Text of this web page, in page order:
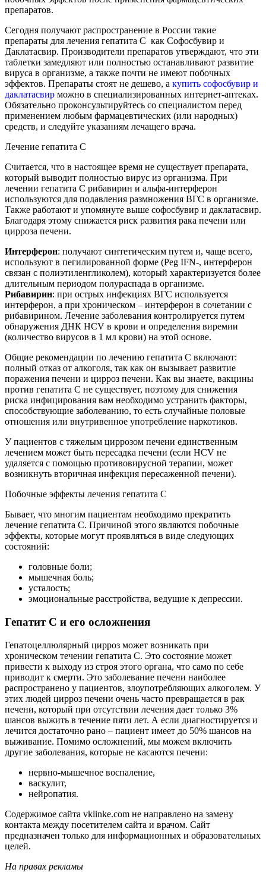
препаратов.
Сегодня получают распространение в России такие
препараты для лечения гепатита C как Софосбувир и
Даклатасвир. Производители препаратов утверждают, что эти
таблетки замедляют или полностью останавливают развитие
вируса в организме, а также почти не имеют побочных
эффектов. Препараты стоят не дешево, а купить софосбувир и
даклатасвир можно в специализированных интернет-аптеках.
Обязательно проконсультируйтесь со специалистом перед
применением любым фармацевтических (или народных)
средств, и следуйте указаниям лечащего врача.
Лечение гепатита C
Считается, что в настоящее время не существует препарата,
который выводит полностью вирус из организма. При
лечении гепатита С рибавирин и альфа-интерферон
используются для подавления размножения ВГС в организме.
Также работают и упомянуте выше софосбувир и даклатасвир.
Благодаря этому снижается риск развития рака печени или
цирроза печени.
Интерферон: получают синтетическим путем и, чаще всего,
используют в пегилированной форме (Peg IFN-, интерферон
связан с полиэтиленгликолем), который характеризуется более
длительным периодом полураспада в организме.
Рибавирин: при острых инфекциях ВГС используется
интерферон, а при хроническом – интерферон в сочетании с
рибавирином. Лечение заболевания контролируется путем
обнаружения ДНК HCV в крови и определения виремии
(количество вирусов в 1 мл крови) на этой основе.
Общие рекомендации по лечению гепатита С включают:
полный отказ от алкоголя, так как он вызывает развитие
поражения печени и цирроз печени. Как вы знаете, вакцины
против гепатита С не существует, поэтому для снижения
риска инфицирования вам необходимо устранить факторы,
способствующие заболеванию, то есть случайные половые
отношения или внутривенное употребление наркотиков.
У пациентов с тяжелым циррозом печени единственным
лечением может быть пересадка печени (если HCV не
удаляется с помощью противовирусной терапии, может
возникнуть вторичная инфекция пересаженной печени).
Побочные эффекты лечения гепатита С
Бывает, что многим пациентам необходимо прекратить
лечение гепатита С. Причиной этого являются побочные
эффекты, которые могут проявляться в виде следующих
состояний:
головные боли;
мышечная боль;
усталость;
эмоциональные расстройства, ведущие к депрессии.
Гепатит C и его осложнения
Гепатоцеллюлярный цирроз может возникать при
хроническом течении гепатита С. Это состояние может
привести к выходу из строя этого органа, что само по себе
приводит к смерти. Это заболевание печени наиболее
распространено у пациентов, злоупотребляющих алкоголем. У
этих людей цирроз печени очень часто превращается в рак
печени, который при отсутствии лечения дает только 3%
шансов выжить в течение пяти лет. А если диагностируется и
лечится достаточно рано – пациент имеет до 50% шансов на
выживание. Помимо осложнений, мы можем включить
другие заболевания, которые не касаются печени:
нервно-мышечное воспаление,
васкулит,
нейропатия.
Содержимое сайта vklinke.com не направлено на замену
контакта между посетителем сайта и врачом. Сайт
предназначен только для информационных и образовательных
целей.
На правах рекламы